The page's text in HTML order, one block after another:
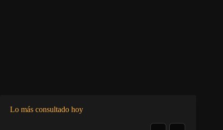
Lo más consultado hoy